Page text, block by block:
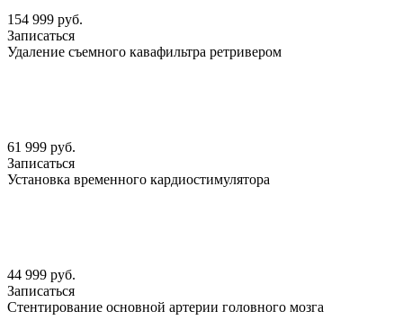
154 999 руб.
Записаться
Удаление съемного кавафильтра ретривером
61 999 руб.
Записаться
Установка временного кардиостимулятора
44 999 руб.
Записаться
Стентирование основной артерии головного мозга